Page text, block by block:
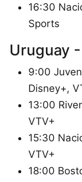
16:30
Sports
Uruguay
9:00
Disney+,
13:00
VTV+
15:30
VTV+
18:00